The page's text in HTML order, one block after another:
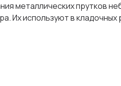
металлических прутков
Их используют в кладочных